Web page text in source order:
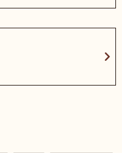
chevron_right